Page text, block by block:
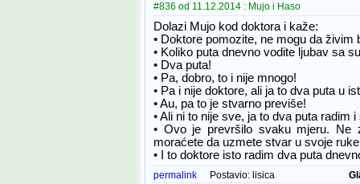
#836 od 11.12.2014 : Mujo i Haso
Dolazi Mujo kod doktora i kaže:
• Doktore pomozite, ne mogu da živim
• Koliko puta dnevno vodite ljubav sa
• Dva puta!
• Pa, dobro, to i nije mnogo!
• Pa i nije doktore, ali ja to dva puta u
• Au, pa to je stvarno previše!
• Ali ni to nije sve, ja to dva puta radim
• Ovo je prevršilo svaku mjeru. Ne
moraćete da uzmete stvar u svoje
• I to doktore isto radim dva puta
permalink Postavio: lisica